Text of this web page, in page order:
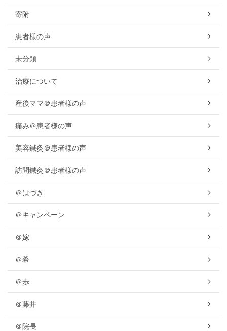
寄附
患者様の声
未分類
治療について
産後ママ＠患者様の声
痛み＠患者様の声
美容鍼灸＠患者様の声
訪問鍼灸＠患者様の声
＠はづき
＠キャンペーン
＠嫁
＠希
＠歩
＠藤井
＠院長